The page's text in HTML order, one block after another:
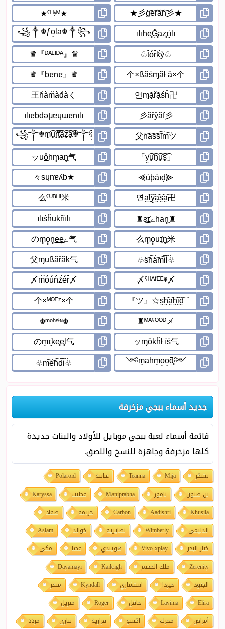
جديد أسماء ببجي مزخرفة
قائمة أسماء لعبة ببجي موبايل للأولاد والبنات جديدة
كلها مزخرفة وجاهزة للنسخ واللصق.
يشكر Mija
Teanna عبابنة
Polaroid
بن صنون
نامور Maniprabha عطيب
Karyssa
Khusila
Aadishri
Carbon خريمة
صفاد
الدليمي
Wimberly نصايرية خوالد
Aslam
خيار البحر
Vivo xplay هويبدي عصا
مكي
Zerenity
ملك الجحيم Kaileigh
Dayamayi
الجنود
جيردا استشاري Kyndall
منفر
Elira
Lavinia حافل Roger
ميريل
أمراض
محرك اكسو قرارية بناري مردد